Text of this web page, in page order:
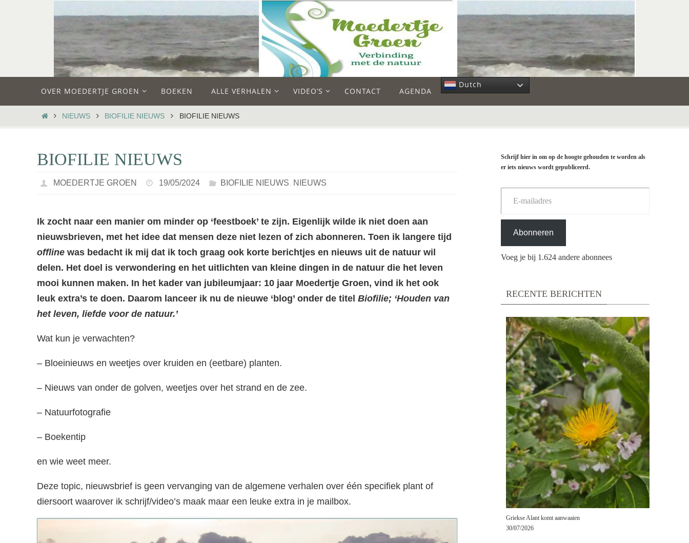
de
OVER MOEDERTJE GROEN BOEKEN ALLE VERHALEN VIDEO’S CONTACT AGENDA
Dutch
HOMENIEUWS BIOFILIE NIEUWS BIOFILIE NIEUWS
BIOFILIE NIEUWS
MOEDERTJE GROEN 19/05/2024 BIOFILIE NIEUWS, NIEUWS
Ik zocht naar een manier om minder op ‘feestboek’ te zijn. Eigenlijk wilde ik niet doen aan
nieuwsbrieven, met het idee dat mensen deze niet lezen of zich abonneren. Toen ik langere tijd
offline was bedacht ik mij dat ik toch graag ook korte berichtjes en nieuws uit de natuur wil
delen. Het doel is verwondering en het uitlichten van kleine dingen in de natuur die het leven
mooi kunnen maken. In het kader van jubileumjaar: 10 jaar Moedertje Groen, vind ik het ook
leuk extra’s te doen. Daarom lanceer ik nu de nieuwe ‘blog’ onder de titel Biofilie; ‘Houden van
het leven, liefde voor de natuur.’
Wat kun je verwachten?
– Bloeinieuws en weetjes over kruiden en (eetbare) planten.
– Nieuws van onder de golven, weetjes over het strand en de zee.
– Natuurfotografie
– Boekentip
en wie weet meer.
Deze topic, nieuwsbrief is geen vervanging van de algemene verhalen over één specifiek plant of
diersoort waarover ik schrijf/video’s maak maar een leuke extra in je mailbox.
Schrijf hier in om op de hoogte gehouden te worden als
er iets nieuws wordt gepubliceerd.
E-mailadres
Abonneren
Voeg je bij 1.624 andere abonnees
RECENTE BERICHTEN
Griekse Alant komt aanwaaien
30/07/2026